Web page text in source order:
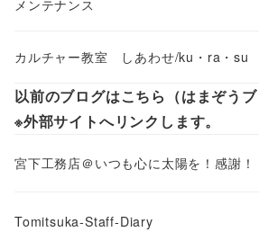
メンテナンス
カルチャー教室 しあわせ/ku・ra・su
以前のブログはこちら（はまぞうブ
※外部サイトへリンクします。
宮下工務店＠いつも心に太陽を！感謝！
Tomitsuka-Staff-Diary